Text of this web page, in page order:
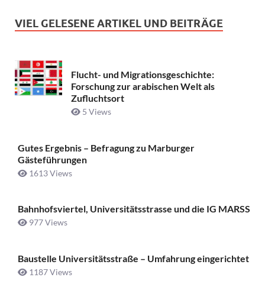
VIEL GELESENE ARTIKEL UND BEITRÄGE
Flucht- und Migrationsgeschichte:
Forschung zur arabischen Welt als
Zufluchtsort
5 Views
Gutes Ergebnis – Befragung zu Marburger
Gästeführungen
1613 Views
Bahnhofsviertel, Universitätsstrasse und die IG MARSS
977 Views
Baustelle Universitätsstraße ­– Umfahrung eingerichtet
1187 Views